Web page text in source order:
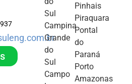
Sul
Campina
Grande
do
Sul
Campo
Pinhais
Piraquara
Pontal
do
Paraná
Porto
Amazonas